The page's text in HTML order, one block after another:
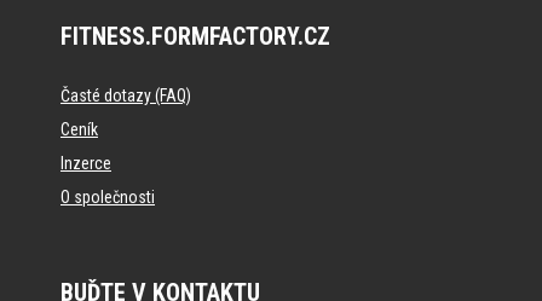
FITNESS.FORMFACTORY.CZ
Časté dotazy (FAQ)
Ceník
Inzerce
O společnosti
BUĎTE V KONTAKTU